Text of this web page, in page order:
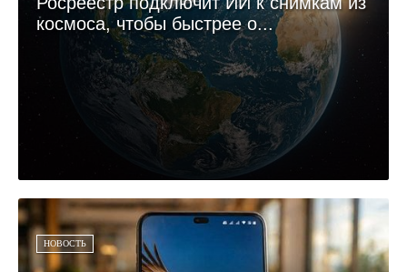
космоса, чтобы быстрее о...
НОВОСТЬ